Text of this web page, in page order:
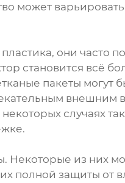
может
они часто
становится всё
пакеты могут
внешним
случаях
Некоторые из них
полной защиты от